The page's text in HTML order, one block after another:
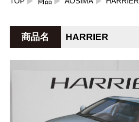
商品名 HARRIER